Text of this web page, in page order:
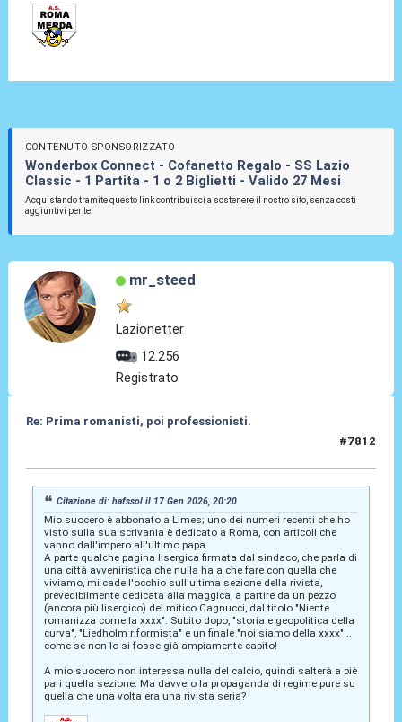
CONTENUTO SPONSORIZZATO
Wonderbox Connect - Cofanetto Regalo - SS Lazio
Classic - 1 Partita - 1 o 2 Biglietti - Valido 27 Mesi
Acquistando tramite questo link contribuisci a sostenere il nostro sito, senza costi
aggiuntivi per te.
mr_steed
Lazionetter
12.256
Registrato
Re: Prima romanisti, poi professionisti.
#7812
Citazione di: hafssol il 17 Gen 2026, 20:20
Mio suocero è abbonato a Limes; uno dei numeri recenti che ho
visto sulla sua scrivania è dedicato a Roma, con articoli che
vanno dall'impero all'ultimo papa.
A parte qualche pagina lisergica firmata dal sindaco, che parla di
una città avveniristica che nulla ha a che fare con quella che
viviamo, mi cade l'occhio sull'ultima sezione della rivista,
prevedibilmente dedicata alla maggica, a partire da un pezzo
(ancora più lisergico) del mitico Cagnucci, dal titolo "Niente
romanizza come la xxxx". Subito dopo, "storia e geopolitica della
curva", "Liedholm riformista" e un finale "noi siamo della xxxx"...
come se non lo si fosse già ampiamente capito!
A mio suocero non interessa nulla del calcio, quindi salterà a piè
pari quella sezione. Ma davvero la propaganda di regime pure su
quella che una volta era una rivista seria?